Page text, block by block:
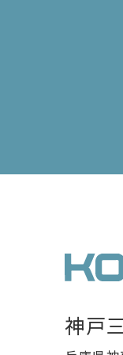
神戸